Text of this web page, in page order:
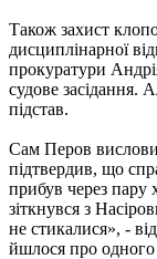
Також захист
дисциплінарної
прокуратури
судове засідання.
підстав.
Сам Перов
підтвердив, що
прибув через пару
зіткнувся з
не стикалися», -
йшлося про одного